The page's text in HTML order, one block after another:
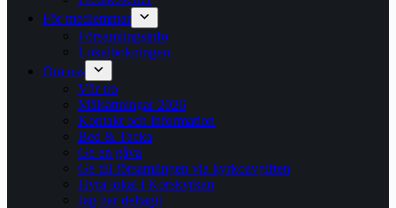
För medlemmar
Församlingsinfo
Lokalbokningen
Om oss
Vår tro
Målsättningar 2026
Kontakt och information
Bed & Tacka
Ge en gåva
Ge till församlingen via kyrkoavgiften
Hyra lokal i Korskyrkan
Jag har deltagit